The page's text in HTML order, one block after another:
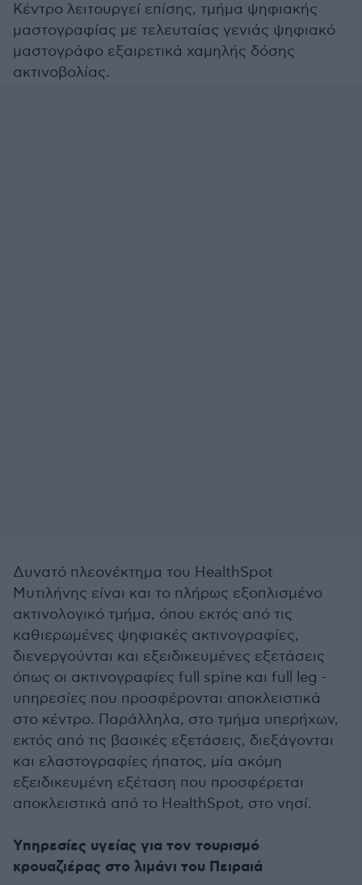
Κέντρο λειτουργεί επίσης, τμήμα ψηφιακής
μαστογραφίας με τελευταίας γενιάς ψηφιακό
μαστογράφο εξαιρετικά χαμηλής δόσης
ακτινοβολίας.
Δυνατό πλεονέκτημα του HealthSpot
Mυτιλήνης είναι και το πλήρως εξοπλισμένο
ακτινολογικό τμήμα, όπου εκτός από τις
καθιερωμένες ψηφιακές ακτινογραφίες,
διενεργούνται και εξειδικευμένες εξετάσεις
όπως οι ακτινογραφίες full spine και full leg -
υπηρεσίες που προσφέρονται αποκλειστικά
στο κέντρο. Παράλληλα, στο τμήμα υπερήχων,
εκτός από τις βασικές εξετάσεις, διεξάγονται
και ελαστογραφίες ήπατος, μία ακόμη
εξειδικευμένη εξέταση που προσφέρεται
αποκλειστικά από το HealthSpot, στο νησί.
Υπηρεσίες υγείας για τον τουρισμό
κρουαζιέρας στο λιμάνι του Πειραιά